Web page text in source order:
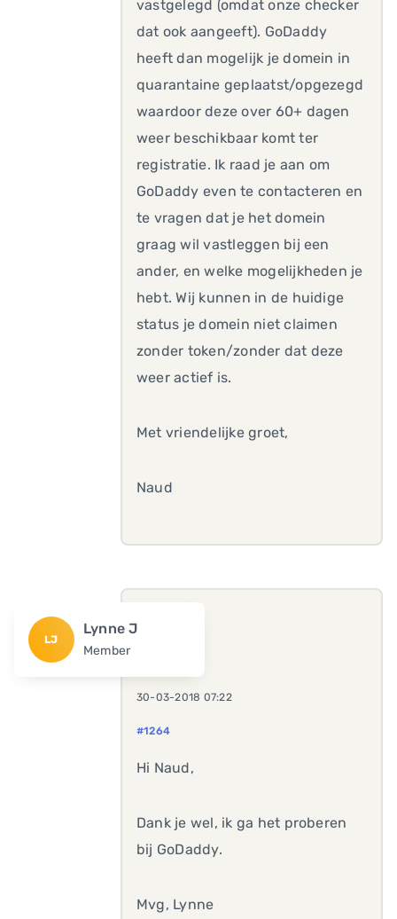
vastgelegd (omdat onze checker
dat ook aangeeft). GoDaddy
heeft dan mogelijk je domein in
quarantaine geplaatst/opgezegd
waardoor deze over 60+ dagen
weer beschikbaar komt ter
registratie. Ik raad je aan om
GoDaddy even te contacteren en
te vragen dat je het domein
graag wil vastleggen bij een
ander, en welke mogelijkheden je
hebt. Wij kunnen in de huidige
status je domein niet claimen
zonder token/zonder dat deze
weer actief is.
Met vriendelijke groet,
Naud
LJ
Lynne J
Member
30-03-2018 07:22
#1264
Hi Naud,
Dank je wel, ik ga het proberen
bij GoDaddy.
Mvg, Lynne